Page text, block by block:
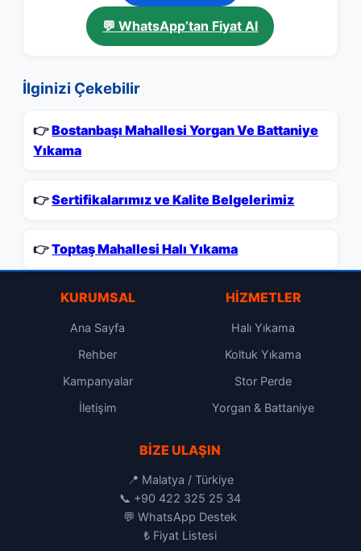
💬 WhatsApp’tan Fiyat Al
İlginizi Çekebilir
👉Bostanbaşı Mahallesi Yorgan Ve Battaniye
Yıkama
👉Sertifikalarımız ve Kalite Belgelerimiz
👉Toptaş Mahallesi Halı Yıkama
KURUMSAL
Ana Sayfa
Rehber
Kampanyalar
İletişim
HIZMETLER
Halı Yıkama
Koltuk Yıkama
Stor Perde
Yorgan & Battaniye
BIZE ULAŞIN
📍 Malatya / Türkiye
📞 +90 422 325 25 34
💬WhatsApp Destek
₺ Fiyat Listesi